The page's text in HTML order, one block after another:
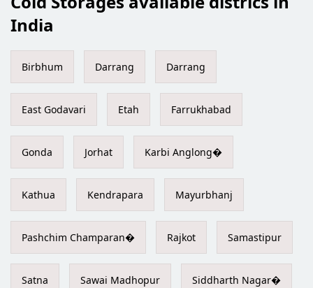
India
Birbhum Darrang Darrang
East Godavari Etah Farrukhabad
Gonda Jorhat Karbi Anglong�
Kathua Kendrapara Mayurbhanj
Pashchim Champaran� Rajkot Samastipur
Satna Sawai Madhopur Siddharth Nagar�